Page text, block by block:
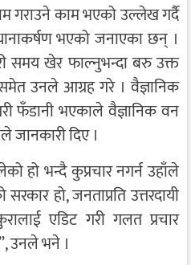
गराउने काम भएको उल्लेख गर्दै
भएको जनाएका छन् ।
समय खेर फाल्नुभन्दा बरु उक्त
उनले आग्रह गरे । वैज्ञानिक
फँडानी भएकाले वैज्ञानिक वन
दिए ।
हो भन्दै कुप्रचार नगर्न उहाँले
हो, जनताप्रति उत्तरदायी
एडिट गरी गलत प्रचार
उनले भने ।